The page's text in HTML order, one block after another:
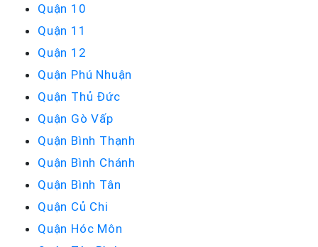
Quận 10
Quận 11
Quận 12
Quận Phú Nhuận
Quận Thủ Đức
Quận Gò Vấp
Quận Bình Thạnh
Quận Bình Chánh
Quận Bình Tân
Quận Củ Chi
Quận Hóc Môn